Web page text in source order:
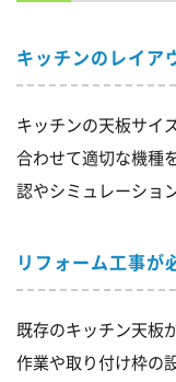
キッチンのレイア
キッチンの天板サイ
合わせて適切な機種
認やシミュレーショ
リフォーム工事が
既存のキッチン天板
作業や取り付け枠の